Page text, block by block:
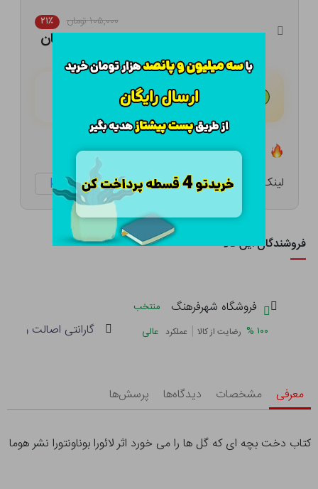
۱۰۵,۰۰۰ تومان ۲۱٪
۸۲,۹۵۰ تومان
هـر قسط با تــرب‌پــی:
تعداد ۷ عدد در انبار موجود است
لینک کوتاه: ketabtala.com/sbp-47879
فروشندگان این کالا
فروشگاه شهرفرهنگ
منتخب
۱۰۰ % رضایت از کالا | عملکرد عالی گارانتی اصالت و
معرفی مشخصات دیدگاه‌ها پرسش‌ها
کتاب دخت بچه ای که گل ها را می خورد اثر لائورا بوناونتورا نشر هوما